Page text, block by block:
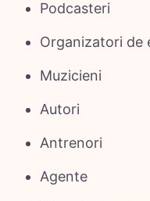
Podcasteri
Organizatori de
Muzicieni
Autori
Antrenori
Agente